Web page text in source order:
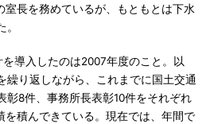
室長を務めているが、もともとは下水
導入したのは2007年度のこと。以
繰り返しながら、これまでに国土交通
彰8件、事務所長表彰10件をそれぞれ
を積んできている。現在では、年間で